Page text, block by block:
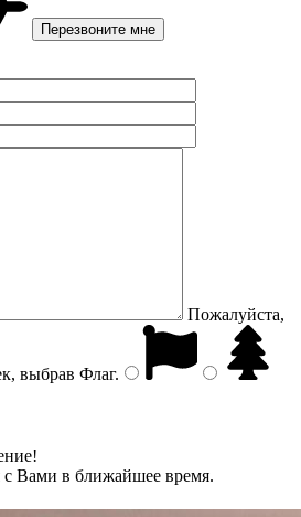
Пожалуйста,
выбрав Флаг.
Вами в ближайшее время.